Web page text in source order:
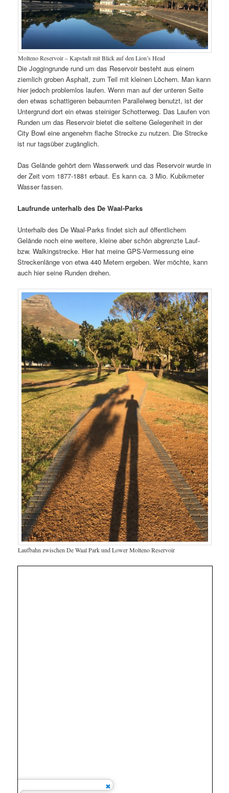
Molteno Reservoir – Kapstadt mit Blick auf den Lion’s Head
Die Joggingrunde rund um das Reservoir besteht aus einem
ziemlich groben Asphalt, zum Teil mit kleinen Löchern. Man kann
hier jedoch problemlos laufen. Wenn man auf der unteren Seite
den etwas schattigeren bebaumten Parallelweg benutzt, ist der
Untergrund dort ein etwas steiniger Schotterweg. Das Laufen von
Runden um das Reservoir bietet die seltene Gelegenheit in der
City Bowl eine angenehm flache Strecke zu nutzen. Die Strecke
ist nur tagsüber zugänglich.
Das Gelände gehört dem Wasserwerk und das Reservoir wurde in
der Zeit vom 1877-1881 erbaut. Es kann ca. 3 Mio. Kubikmeter
Wasser fassen.
Laufrunde unterhalb des De Waal-Parks
Unterhalb des De Waal-Parks findet sich auf öffentlichem
Gelände noch eine weitere, kleine aber schön abgrenzte Lauf-
bzw. Walkingstrecke. Hier hat meine GPS-Vermessung eine
Streckenlänge von etwa 440 Metern ergeben. Wer möchte, kann
auch hier seine Runden drehen.
Laufbahn zwischen De Waal Park und Lower Molteno Reservoir